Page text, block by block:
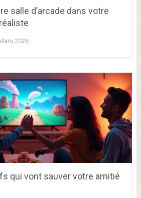
salle d’arcade dans votre
2026
qui vont sauver votre amitié